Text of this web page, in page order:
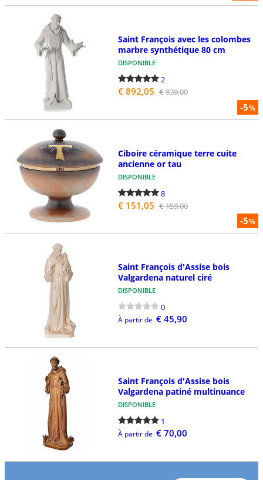
-5%
Saint François avec les colombes
marbre synthétique 80 cm
DISPONIBLE
2
€ 892,05 € 939,00
-5%
Ciboire céramique terre cuite
ancienne or tau
DISPONIBLE
8
€ 151,05 € 159,00
Saint François d'Assise bois
Valgardena naturel ciré
DISPONIBLE
0
À partir de € 45,90
Saint François d'Assise bois
Valgardena patiné multinuance
DISPONIBLE
1
À partir de € 70,00